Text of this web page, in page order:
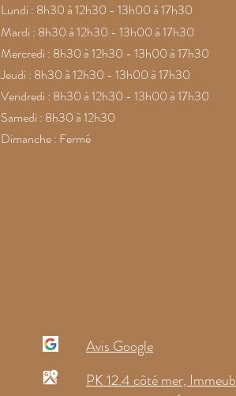
Lundi : 8h30 à 12h30 - 13h00 à 17h30
Mardi : 8h30 à 12h30 - 13h00 à 17h30
Mercredi : 8h30 à 12h30 - 13h00 à 17h30
Jeudi : 8h30 à 12h30 - 13h00 à 17h30
Vendredi : 8h30 à 12h30 - 13h00 à 17h30
Samedi : 8h30 à 12h30
Dimanche : Fermé
Avis Google
PK 12.4 côté mer,